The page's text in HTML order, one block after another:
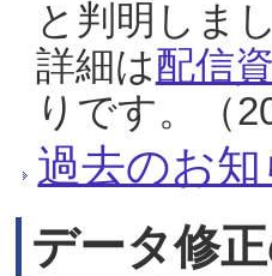
と判明しま
詳細は配信
りです。（
過去のお知
データ修